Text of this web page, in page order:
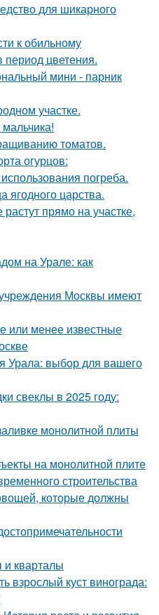
для шикарного
к обильному
цветения.
мини - парник
участке.
томатов.
огурцов:
погреба.
ягодного царства.
прямо на участке,
на Урале: как
Москвы имеют
или менее известные
Урала: выбор для вашего
свеклы в 2025 году:
монолитной плиты
на монолитной плите
строительства
которые должны
и кварталы
взрослый куст винограда: